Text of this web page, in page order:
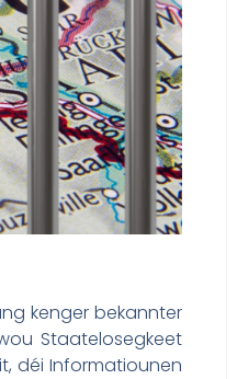
kenger bekannter
Staatelosegkeet
déi Informatiounen